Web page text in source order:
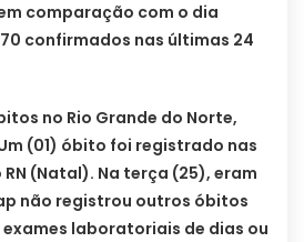
comparação com o dia
confirmados nas últimas 24
no Rio Grande do Norte,
(01) óbito foi registrado nas
(Natal). Na terça (25), eram
não registrou outros óbitos
laboratoriais de dias ou